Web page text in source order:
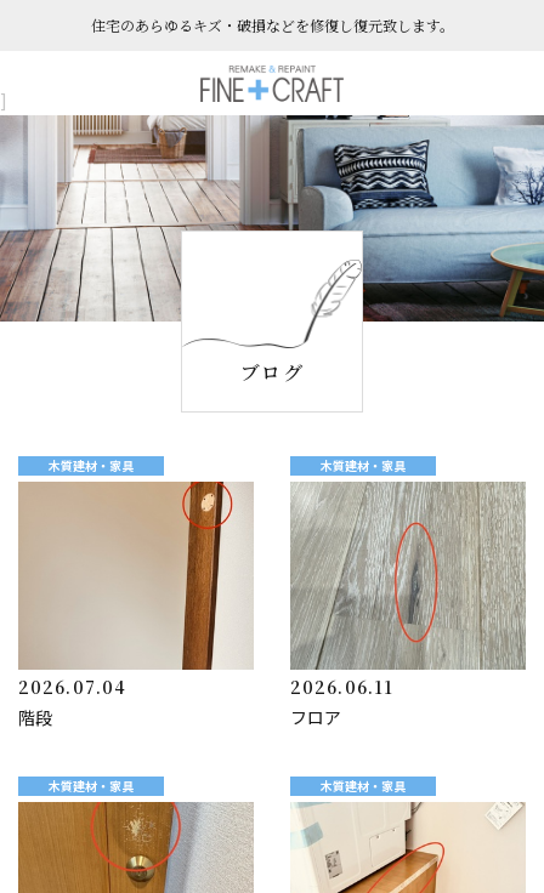
]
住宅のあらゆるキズ・破損などを​​​​​​​修復し復元致します。
ブログ
木質建材・家具
2026.07.04
階段
木質建材・家具
2026.06.11
フロア
木質建材・家具 木質建材・家具